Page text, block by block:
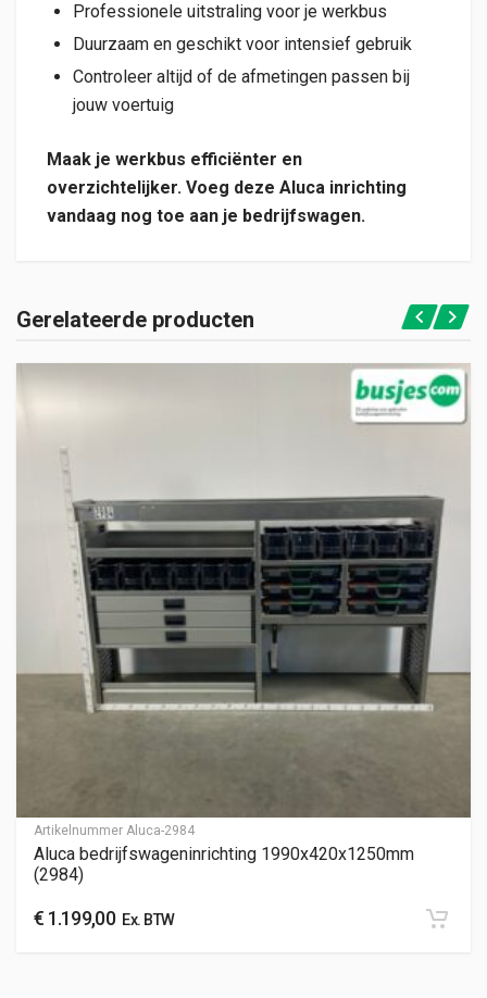
Professionele uitstraling voor je werkbus
Duurzaam en geschikt voor intensief gebruik
Controleer altijd of de afmetingen passen bij
jouw voertuig
Maak je werkbus efficiënter en
overzichtelijker. Voeg deze Aluca inrichting
vandaag nog toe aan je bedrijfswagen.
Gerelateerde producten
Artikelnummer Aluca-2984
Aluca bedrijfswageninrichting 1990x420x1250mm
(2984)
€ 1.199,00Ex. BTW